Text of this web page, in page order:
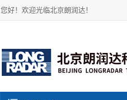
您好！欢迎光临北京朗润达！